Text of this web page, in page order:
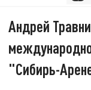
Андрей
"Сибирь-